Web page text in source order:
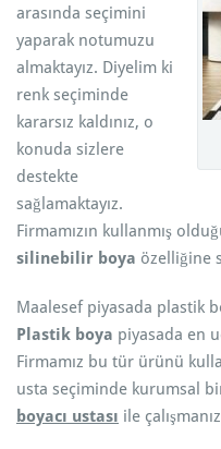
arasında seçimini
yaparak notumuzu
almaktayız. Diyelim ki
renk seçiminde
kararsız kaldınız, o
konuda sizlere
destekte
sağlamaktayız.
Firmamızın kullanmış
silinebilir boya özelliğine
Maalesef piyasada plastik
Plastik boya piyasada en
Firmamız bu tür ürünü
usta seçiminde kurumsal
boyacı ustası ile